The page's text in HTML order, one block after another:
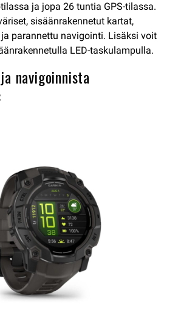
ja jopa 26 tuntia GPS-tilassa.
sisäänrakennetut kartat,
parannettu navigointi. Lisäksi voit
LED-taskulampulla.
navigoinnista